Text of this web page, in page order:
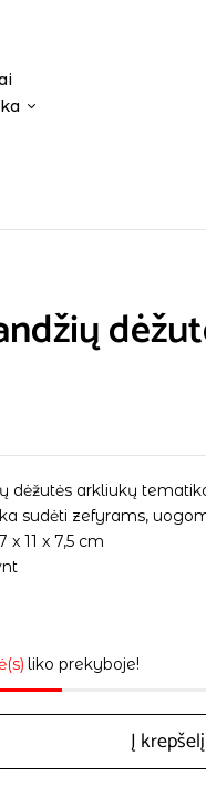
dėžutės arkliukų
sudėti zefyrams,
x 11 x 7,5 cm
liko prekyboje!
Į krepšelį